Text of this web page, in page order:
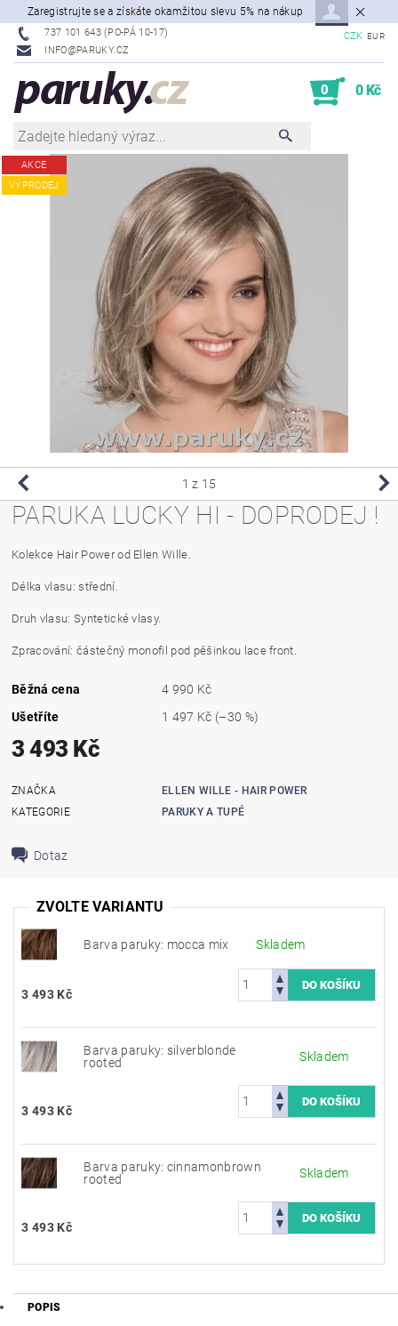
Zaregistrujte se a získáte okamžitou slevu 5% na nákup
737 101 643 (PO-PÁ 10-17)
INFO@PARUKY.CZ
CZK EUR
0 0 Kč
AKCE
VÝPRODEJ
1 z 15
PARUKA LUCKY HI - DOPRODEJ !
Kolekce Hair Power od Ellen Wille.
Délka vlasu: střední.
Druh vlasu: Syntetické vlasy.
Zpracování: částečný monofil pod pěšinkou lace front.
Běžná cena
4 990 Kč
Ušetříte
1 497 Kč (–30 %)
3 493 Kč
ZNAČKA
ELLEN WILLE - HAIR POWER
KATEGORIE
PARUKY A TUPÉ
Dotaz
ZVOLTE VARIANTU
Barva paruky: mocca mix Skladem
3 493 Kč
Barva paruky: silverblonde
rooted
Skladem
3 493 Kč
Barva paruky: cinnamonbrown
rooted
Skladem
3 493 Kč
POPIS